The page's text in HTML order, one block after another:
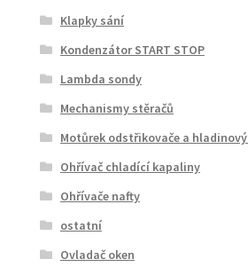
Klapky sání
Kondenzátor START STOP
Lambda sondy
Mechanismy stěračů
Motůrek odstřikovače a
Ohřívač chladící kapaliny
Ohřívače nafty
ostatní
Ovladač oken